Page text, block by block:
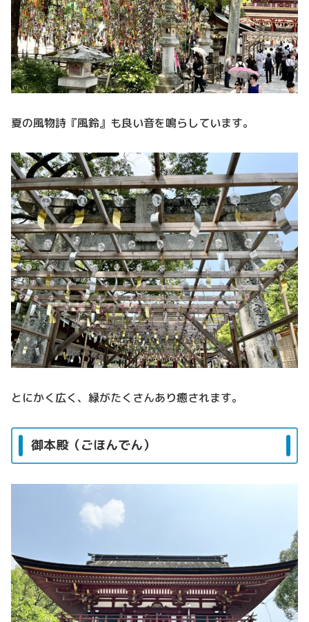
夏の風物詩『風鈴』も良い音を鳴らしています。
とにかく広く、緑がたくさんあり癒されます。
御本殿（ごほんでん）